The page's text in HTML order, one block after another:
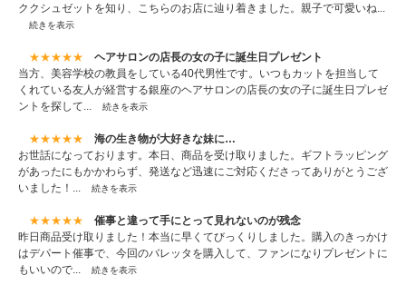
ククシュゼットを知り、こちらのお店に辿り着きました。親子で可愛いね...
続きを表示
★★★★★
ヘアサロンの店長の女の子に誕生日プレゼント
当方、美容学校の教員をしている40代男性です。いつもカットを担当して
くれている友人が経営する銀座のヘアサロンの店長の女の子に誕生日プレゼ
ントを探して...
続きを表示
★★★★★
海の生き物が大好きな妹に…
お世話になっております。本日、商品を受け取りました。ギフトラッピング
があったにもかかわらず、発送など迅速にご対応くださってありがとうござ
いました！...
続きを表示
★★★★★
催事と違って手にとって見れないのが残念
昨日商品受け取りました！本当に早くてびっくりしました。購入のきっかけ
はデパート催事で、今回のバレッタを購入して、ファンになりプレゼントに
もいいので...
続きを表示